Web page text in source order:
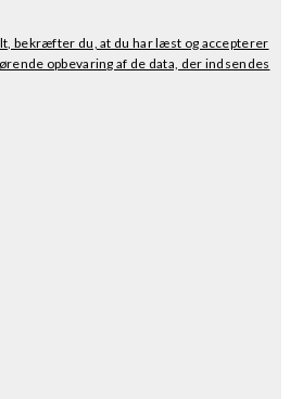
bekræfter du, at du har læst og accepterer
opbevaring af de data, der indsendes